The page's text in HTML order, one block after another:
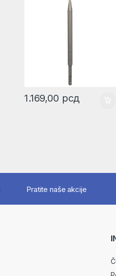
1.169,00 рсд
Pratite naše akcije